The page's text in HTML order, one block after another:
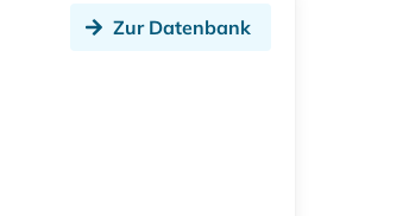
Zur Datenbank